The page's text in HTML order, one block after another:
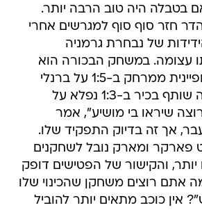
בטבלה היה טוב הרבה יותר.
חזר סוף סוף למגרשים אחרי
של נבחרת גרמניה
עצומה. במשחק הבכורה הוא
הבקיע בבעיטה אופיינית ממרחק ב-1:5 על ברנלי
בגביע, ואתמול היה שותף בכיר ב-1:3 נפלא על
שיראו בי מושיע", אמר
אך זה בדיוק התפקיד שלו.
פארקר ומארק נובל לשחקנים
יותר, והקישור של הפטישים דופק
אתם רוצים משחקן שהכינוי שלו
אין כוכב מתאים יותר להוביל